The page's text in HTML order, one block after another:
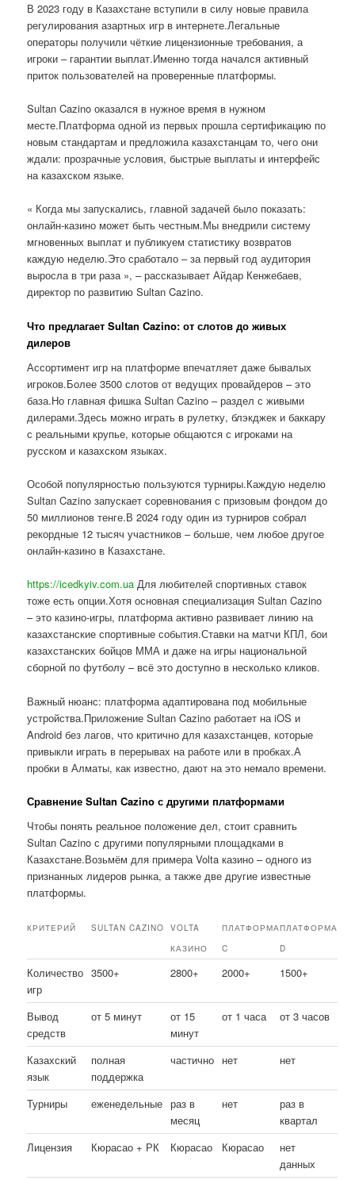
В 2023 году в Казахстане вступили в силу новые правила
регулирования азартных игр в интернете.Легальные
операторы получили чёткие лицензионные требования, а
игроки – гарантии выплат.Именно тогда начался активный
приток пользователей на проверенные платформы.
Sultan Cazino оказался в нужное время в нужном
месте.Платформа одной из первых прошла сертификацию по
новым стандартам и предложила казахстанцам то, чего они
ждали: прозрачные условия, быстрые выплаты и интерфейс
на казахском языке.
« Когда мы запускались, главной задачей было показать:
онлайн-казино может быть честным.Мы внедрили систему
мгновенных выплат и публикуем статистику возвратов
каждую неделю.Это сработало – за первый год аудитория
выросла в три раза », – рассказывает Айдар Кенжебаев,
директор по развитию Sultan Cazino.
Что предлагает Sultan Cazino: от слотов до живых
дилеров
Ассортимент игр на платформе впечатляет даже бывалых
игроков.Более 3500 слотов от ведущих провайдеров – это
база.Но главная фишка Sultan Cazino – раздел с живыми
дилерами.Здесь можно играть в рулетку, блэкджек и баккару
с реальными крупье, которые общаются с игроками на
русском и казахском языках.
Особой популярностью пользуются турниры.Каждую неделю
Sultan Cazino запускает соревнования с призовым фондом до
50 миллионов тенге.В 2024 году один из турниров собрал
рекордные 12 тысяч участников – больше, чем любое другое
онлайн-казино в Казахстане.
https://icedkyiv.com.ua Для любителей спортивных ставок
тоже есть опции.Хотя основная специализация Sultan Cazino
– это казино-игры, платформа активно развивает линию на
казахстанские спортивные события.Ставки на матчи КПЛ, бои
казахстанских бойцов ММА и даже на игры национальной
сборной по футболу – всё это доступно в несколько кликов.
Важный нюанс: платформа адаптирована под мобильные
устройства.Приложение Sultan Cazino работает на iOS и
Android без лагов, что критично для казахстанцев, которые
привыкли играть в перерывах на работе или в пробках.А
пробки в Алматы, как известно, дают на это немало времени.
Сравнение Sultan Cazino с другими платформами
Чтобы понять реальное положение дел, стоит сравнить
Sultan Cazino с другими популярными площадками в
Казахстане.Возьмём для примера Volta казино – одного из
признанных лидеров рынка, а также две другие известные
платформы.
КРИТЕРИЙ SULTAN CAZINO
VOLTA
КАЗИНО
ПЛАТФОРМА
C
ПЛАТФОРМА
D
Количество
игр
3500+ 2800+ 2000+ 1500+
Вывод
средств
от 5 минут
от 15
минут
от 1 часа от 3 часов
Казахский
язык
полная
поддержка
частично нет нет
Турниры еженедельные раз в
месяц
нет
раз в
квартал
Лицензия
Кюрасао + РК Кюрасао Кюрасао
нет
данных